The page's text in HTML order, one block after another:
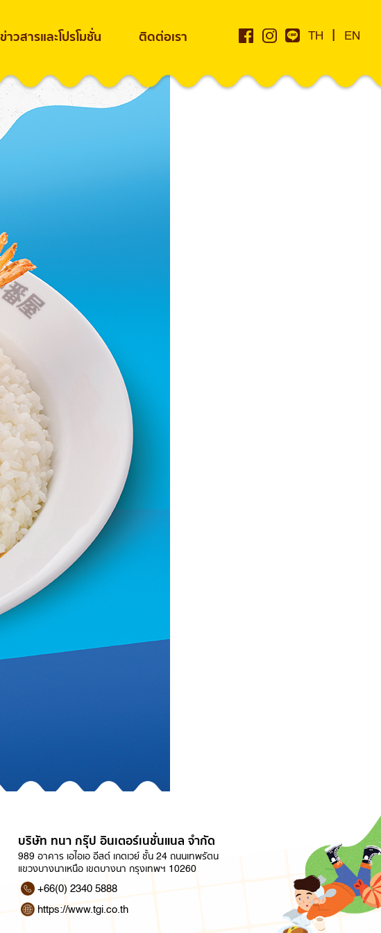
ข่าวสารและโปรโมชั่น ติดต่อเรา TH | EN
บริษัท ทนา กรุ๊ป อินเตอร์เนชั่นแนล จำกัด
989 อาคาร เอไอเอ อีสต์ เกตเวย์ ชั้น 24 ถนนเทพรัตน
แขวงบางนาเหนือ เขตบางนา กรุงเทพฯ 10260
+66(0) 2340 5888
https://www.tgi.co.th